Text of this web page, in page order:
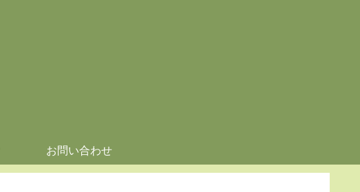
お問い合わせ